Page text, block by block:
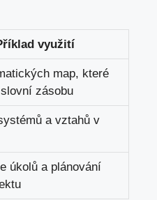
využití
map, které
zásobu
a vztahů v
úkolů a plánování